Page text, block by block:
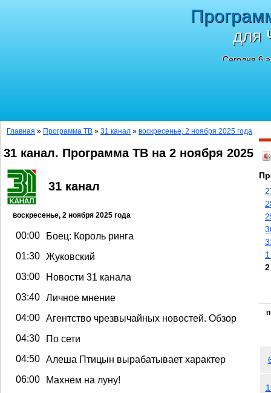
для
Сегодня 6
Главная » Программа ТВ » 31 канал » воскресенье, 2 ноября 2025 года
31 канал. Программа ТВ на 2 ноября 2025
31 канал
воскресенье, 2 ноября 2025 года
00:00 Боец: Король ринга
01:30 Жуковский
03:00 Новости 31 канала
03:40 Личное мнение
04:00 Агентство чрезвычайных новостей. Обзор
04:30 По сети
04:50 Алеша Птицын вырабатывает характер
06:00 Махнем на луну!